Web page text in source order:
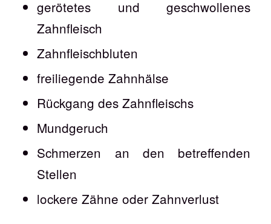
gerötetes und geschwollenes
Zahnfleisch
Zahnfleischbluten
freiliegende Zahnhälse
Rückgang des Zahnfleischs
Mundgeruch
Schmerzen an den betreffenden
Stellen
lockere Zähne oder Zahnverlust